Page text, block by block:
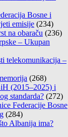
Bosne i
emisije (234)
na obaraču (236)
– Ukupan
telekomunikacija –
(268)
(2015–2025) i
standarda? (272)
Federacije Bosne
(284)
Albanija ima?